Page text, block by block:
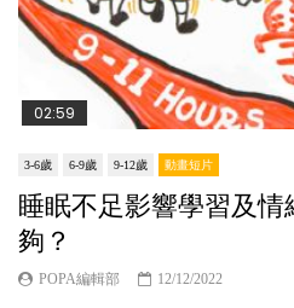
02:59
3-6歲 6-9歲 9-12歲 動畫短片
睡眠不足影響學習及
夠？
POPA編輯部 12/12/2022